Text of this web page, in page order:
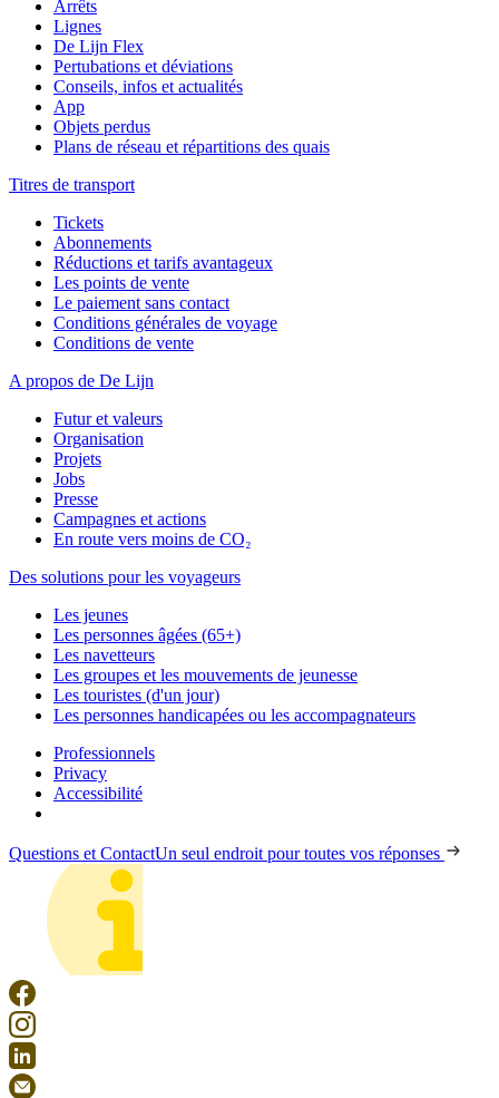
Arrêts
Lignes
De Lijn Flex
Pertubations et déviations
Conseils, infos et actualités
App
Objets perdus
Plans de réseau et répartitions des quais
Titres de transport
Tickets
Abonnements
Réductions et tarifs avantageux
Les points de vente
Le paiement sans contact
Conditions générales de voyage
Conditions de vente
A propos de De Lijn
Futur et valeurs
Organisation
Projets
Jobs
Presse
Campagnes et actions
En route vers moins de CO₂
Des solutions pour les voyageurs
Les jeunes
Les personnes âgées (65+)
Les navetteurs
Les groupes et les mouvements de jeunesse
Les touristes (d'un jour)
Les personnes handicapées ou les accompagnateurs
Professionnels
Privacy
Accessibilité
Questions et ContactUn seul endroit pour toutes vos réponses